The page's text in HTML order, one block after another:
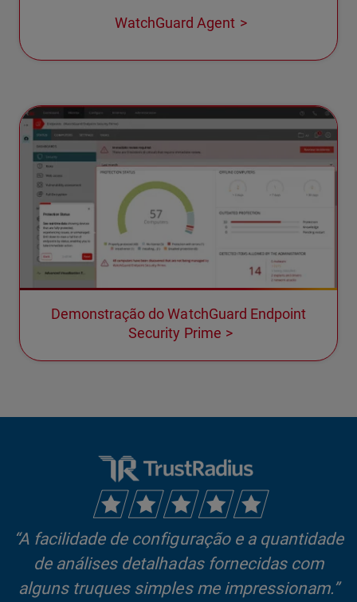
WatchGuard Agent
Demonstração do WatchGuard Endpoint
Security Prime
“A facilidade de configuração e a quantidade
de análises detalhadas fornecidas com
alguns truques simples me impressionam.”